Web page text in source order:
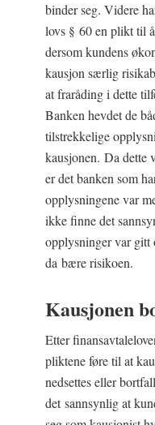
binder seg. Videre
lovs § 60 en plikt til
dersom kundens
kausjon særlig
at fraråding i dette
Banken hevdet de
tilstrekkelige
kausjonen. Da dette
er det banken som
opplysningene var
ikke finne det
opplysninger var gitt
da bære risikoen.
Kausjonen
Etter
pliktene føre til at
nedsettes eller
det sannsynlig at